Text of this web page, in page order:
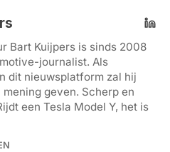
Bart Kuijpers is sinds 2008
journalist. Als
dit nieuwsplatform zal hij
geven. Scherp en
een Tesla Model Y, het is